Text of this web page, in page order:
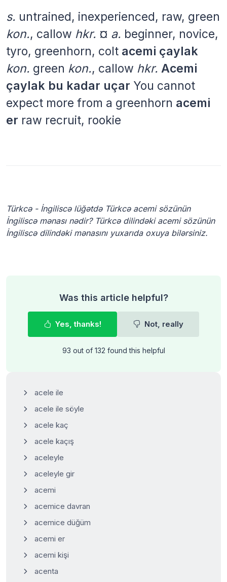
s. untrained, inexperienced, raw, green
kon., callow hkr. ¤ a. beginner, novice,
tyro, greenhorn, colt acemi çaylak
kon. green kon., callow hkr. Acemi
çaylak bu kadar uçar You cannot
expect more from a greenhorn acemi
er raw recruit, rookie
Türkcə - İngiliscə lüğətdə Türkcə acemi sözünün
İngiliscə mənası nədir? Türkcə dilindəki acemi sözünün
İngiliscə dilindəki mənasını yuxarıda oxuya bilərsiniz.
Was this article helpful?
Yes, thanks! Not, really
93 out of 132 found this helpful
acele ile
acele ile söyle
acele kaç
acele kaçış
aceleyle
aceleyle gir
acemi
acemice davran
acemice düğüm
acemi er
acemi kişi
acenta